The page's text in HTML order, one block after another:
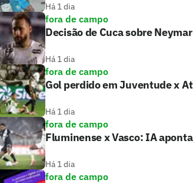
Há 1 dia
fora de campo
Decisão de Cuca sobre
Há 1 dia
fora de campo
Gol perdido em Juventude x
Há 1 dia
fora de campo
Fluminense x Vasco: IA
Há 1 dia
fora de campo